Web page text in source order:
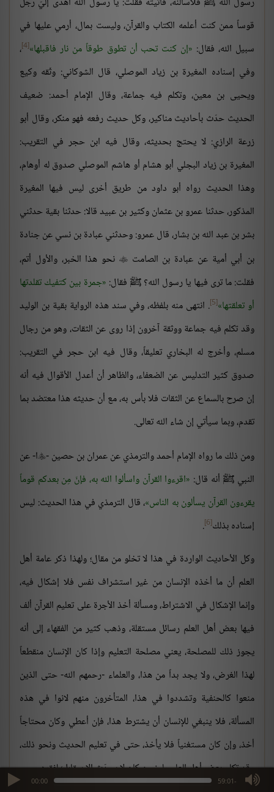
00:00 -59:01
max volume
قوساً ممن كنت أعلمه الكتاب والقرآن، وليست بمال، أرمي عليها في
سبيل الله، فقال: إن كنت تحب أن تطوق طوقاً من نار فاقبلها [4] ،
وفي إسناده المغيرة بن زياد الموصلي، قال الشوكاني: وثّقه وكيع
ويحيى بن معين، وتكلم فيه جماعة، وقال الإمام أحمد: ضعيف
الحديث حدّث بأحاديث مناكير، وكل حديث رفعه فهو منكر، وقال أبو
زرعة الرازي: لا يحتج بحديثه، وقال فيه ابن حجر في التقريب:
المغيرة بن زياد البجلي أبو هشام أو هاشم الموصلي صدوق له أوهام،
وهذا الحديث رواه أبو داود من طريق أخرى ليس فيها المغيرة
المذكور، حدثنا عمرو بن عثمان وكثير بن عبيد قالا: حدثنا بقية حدثني
بشر بن عبد الله بن بشار، قال عمرو: وحدثني عبادة بن نسي عن جنادة
بن أبي أمية عن عبادة بن الصامت نحو هذا الخبر، والأول أتم،
فقلت: ما ترى فيها يا رسول الله؟ ﷺ فقال: جمرة بين كتفيك تقلدتها
أو تعلقتها [5] . انتهى منه بلفظه، وفي سند هذه الرواية بقية بن الوليد
وقد تكلم فيه جماعة ووثقة آخرون إذا روى عن الثقات، وهو من رجال
مسلم، وأخرج له البخاري تعليقاً، وقال فيه ابن حجر في التقريب:
صدوق كثير التدليس عن الضعفاء، والظاهر أن أعدل الأقوال فيه أنه
إن صرح بالسماع عن الثقات فلا بأس به، مع أن حديثه هذا معتضد بما
تقدم، وبما سيأتي إن شاء الله تعالى.
ومن ذلك ما رواه الإمام أحمد والترمذي عن عمران بن حصين -ا- عن
النبي ﷺ أنه قال: اقرءوا القرآن واسألوا الله به، فإنّ مِن بعدكم قوماً
يقرءون القرآن يسألون به الناس ، قال الترمذي في هذا الحديث: ليس
إسناده بذلك[6]
.
وكل الأحاديث الواردة في هذا لا تخلو من مقال؛ ولهذا ذكر عامة أهل
العلم أن ما أخذه الإنسان من غير استشراف نفس فلا إشكال فيه،
وإنما الإشكال في الاشتراط، ومسألة أخذ الأجرة على تعليم القرآن ألف
فيها بعض أهل العلم رسائل مستقلة، وذهب كثير من الفقهاء إلى أنه
يجوز ذلك للمصلحة، يعني مصلحة التعليم وإذا كان الإنسان منقطعاً
لهذا الغرض، ولا يجد بداً من هذا، والعلماء -رحمهم الله- حتى الذين
منعوا كالحنفية وتشددوا في هذا، المتأخرون منهم لانوا في هذه
المسألة، فلا ينبغي للإنسان أن يشترط هذا، فإن أعطي وكان محتاجاً
أخذ، وإن كان مستغنياً فلا يأخذ، حتى في تعليم الحديث ونحو ذلك،
وقد تكلم بعض أهل العلم ولمز من كان لا يحدّث إلا بمقابل؛ لفقره.